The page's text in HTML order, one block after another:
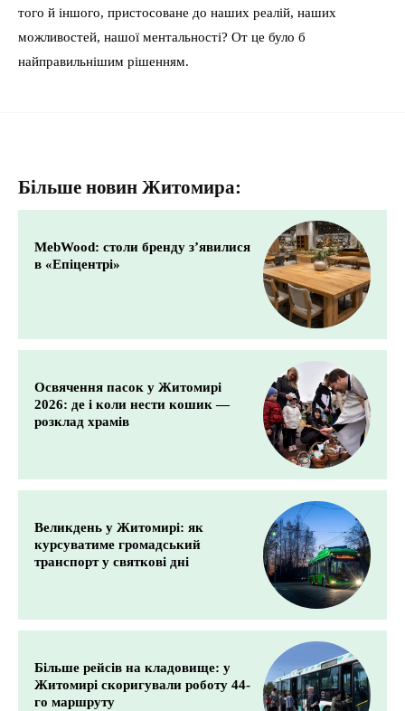
того й іншого, пристосоване до наших реалій, наших
можливостей, нашої ментальності? От це було б
найправильнішим рішенням.
Більше новин Житомира:
MebWood: столи бренду з’явилися
в «Епіцентрі»
Освячення пасок у Житомирі
2026: де і коли нести кошик —
розклад храмів
Великдень у Житомирі: як
курсуватиме громадський
транспорт у святкові дні
Більше рейсів на кладовище: у
Житомирі скоригували роботу 44-
го маршруту